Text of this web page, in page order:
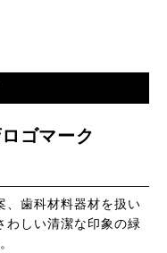
ゴマーク
、歯科材料器材を扱い
わしい清潔な印象の緑